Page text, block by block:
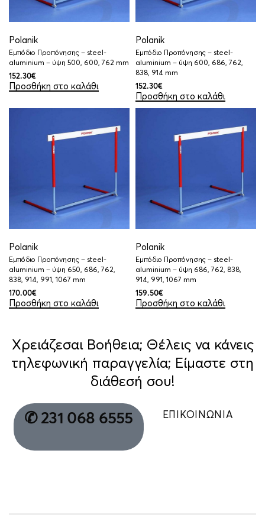
Polanik
Εμπόδιο Προπόνησης – steel-
aluminium – ύψη 500, 600, 762 mm
152.30€
Προσθήκη στο καλάθι
Polanik
Εμπόδιο Προπόνησης – steel-
aluminium – ύψη 600, 686, 762,
838, 914 mm
152.30€
Προσθήκη στο καλάθι
Polanik
Εμπόδιο Προπόνησης – steel-
aluminium – ύψη 650, 686, 762,
838, 914, 991, 1067 mm
170.00€
Προσθήκη στο καλάθι
Polanik
Εμπόδιο Προπόνησης – steel-
aluminium – ύψη 686, 762, 838,
914, 991, 1067 mm
159.50€
Προσθήκη στο καλάθι
Χρειάζεσαι Βοήθεια; Θέλεις να κάνεις
τηλεφωνική παραγγελία; Είμαστε στη
διάθεσή σου!
✆ 231 068 6555 ΕΠΙΚΟΙΝΩΝΙΑ